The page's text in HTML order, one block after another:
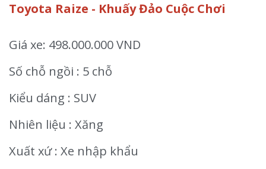
Toyota Raize - Khuấy Đảo Cuộc Chơi
Giá xe: 498.000.000 VND
Số chỗ ngồi : 5 chỗ
Kiểu dáng : SUV
Nhiên liệu : Xăng
Xuất xứ : Xe nhập khẩu